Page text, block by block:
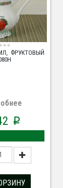
ФРУКТОВЫЙ
p